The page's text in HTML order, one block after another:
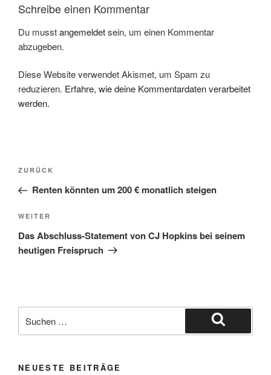
Schreibe einen Kommentar
Du musstangemeldetsein, um einen Kommentar
abzugeben.
Diese Website verwendet Akismet, um Spam zu
reduzieren. Erfahre, wie deine Kommentardaten verarbeitet
werden.
Beitragsnavigation
Vorheriger
Beitrag
ZURÜCK
Renten könnten um 200 € monatlich steigen
Nächster
Beitrag
WEITER
Das Abschluss-Statement von CJ Hopkins bei seinem
heutigen Freispruch
nach:
Suchen
NEUESTE BEITRÄGE